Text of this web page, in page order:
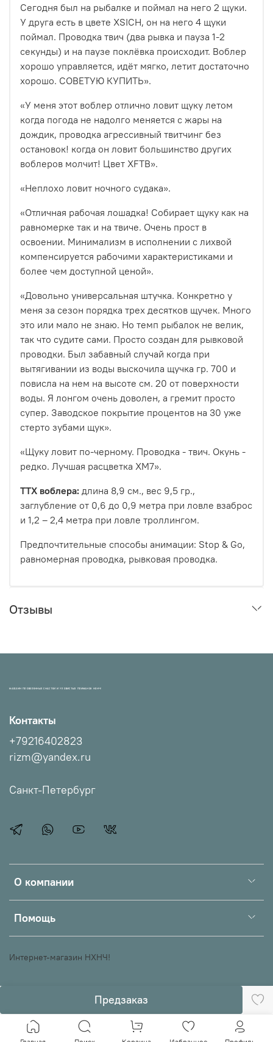
Предзаказ
Сегодня был на рыбалке и поймал на него 2 щуки.
У друга есть в цвете XSICH, он на него 4 щуки
поймал. Проводка твич (два рывка и пауза 1-2
секунды) и на паузе поклёвка происходит. Воблер
хорошо управляется, идёт мягко, летит достаточно
хорошо. СОВЕТУЮ КУПИТЬ».
«У меня этот воблер отлично ловит щуку летом
когда погода не надолго меняется с жары на
дождик, проводка агрессивный твитчинг без
остановок! когда он ловит большинство других
воблеров молчит! Цвет XFTB».
«Неплохо ловит ночного судака».
«Отличная рабочая лошадка! Собирает щуку как на
равномерке так и на твиче. Очень прост в
освоении. Минимализм в исполнении с лихвой
компенсируется рабочими характеристиками и
более чем доступной ценой».
«Довольно универсальная штучка. Конкретно у
меня за сезон порядка трех десятков щучек. Много
это или мало не знаю. Но темп рыбалок не велик,
так что судите сами. Просто создан для рывковой
проводки. Был забавный случай когда при
вытягивании из воды выскочила щучка гр. 700 и
повисла на нем на высоте см. 20 от поверхности
воды. Я лонгом очень доволен, а гремит просто
супер. Заводское покрытие процентов на 30 уже
стерто зубами щук».
«Щуку ловит по-черному. Проводка - твич. Окунь -
редко. Лучшая расцветка ХМ7».
ТТХ воблера: длина 8,9 см., вес 9,5 гр.,
заглубление от 0,6 до 0,9 метра при ловле взаброс
и 1,2 – 2,4 метра при ловле троллингом.
Предпочтительные способы анимации: Stop & Go,
равномерная проводка, рывковая проводка.
Отзывы
МАГАЗИН ПРОВЕРЕННЫХ СНАСТЕЙ И УЛОВИСТЫХ ПРИМАНОК НХНЧ!
О компании
Помощь
Контакты
+79216402823
rizm@yandex.ru
Санкт-Петербург
Интернет-магазин НХНЧ!